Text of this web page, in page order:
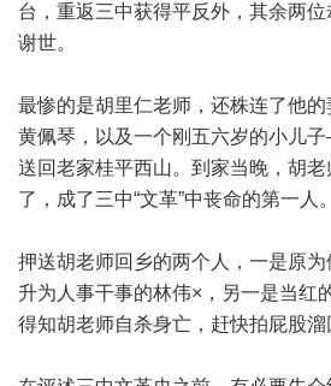
台，重返三中获得平反外，其余两
谢世。
最惨的是胡里仁老师，还株连了他
黄佩琴，以及一个刚五六岁的小儿
送回老家桂平西山。到家当晚，胡
了，成了三中“文革”中丧命的第一人。
押送胡老师回乡的两个人，一是原为
升为人事干事的林伟×，另一是当红
得知胡老师自杀身亡，赶快拍屁股溜